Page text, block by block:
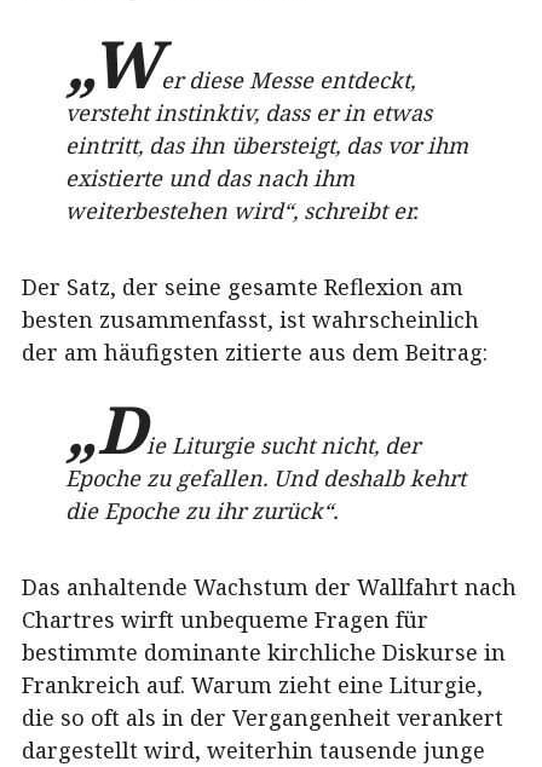
„Wer diese Messe entdeckt,
versteht instinktiv, dass er in etwas
eintritt, das ihn übersteigt, das vor ihm
existierte und das nach ihm
weiterbestehen wird“, schreibt er.
Der Satz, der seine gesamte Reflexion am
besten zusammenfasst, ist wahrscheinlich
der am häufigsten zitierte aus dem Beitrag:
„Die Liturgie sucht nicht, der
Epoche zu gefallen. Und deshalb kehrt
die Epoche zu ihr zurück“.
Das anhaltende Wachstum der Wallfahrt nach
Chartres wirft unbequeme Fragen für
bestimmte dominante kirchliche Diskurse in
Frankreich auf. Warum zieht eine Liturgie,
die so oft als in der Vergangenheit verankert
dargestellt wird, weiterhin tausende junge